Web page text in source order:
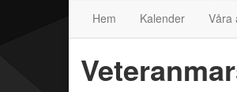
Hem Kalender Våra